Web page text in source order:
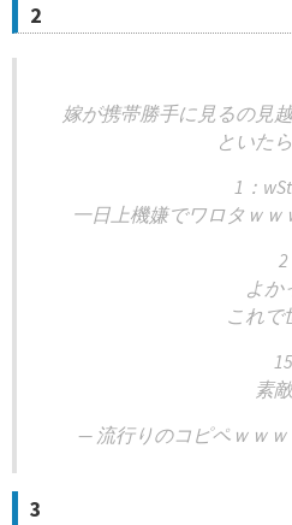
2
嫁が携帯勝手に見るの見
といた
1：
一日上機嫌でワロタｗ
2
よか
これで
素
— 流行りのコピペｗｗｗ
3